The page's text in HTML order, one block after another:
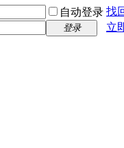
自动登录 找
登录
立